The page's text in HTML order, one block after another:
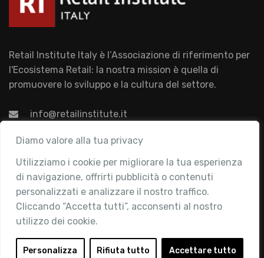
Diamo valore alla tua privacy
Utilizziamo i cookie per migliorare la tua esperienza
di navigazione, offrirti pubblicità o contenuti
personalizzati e analizzare il nostro traffico.
Cliccando “Accetta tutti”, acconsenti al nostro
utilizzo dei cookie.
Personalizza Rifiuta tutto Accettare tutto
Retail Institute Italy è l’Associazione di riferimento per
l'Ecosistema Retail: la nostra mission è quella di
promuovere lo sviluppo e la cultura del settore.
info@retailinstitute.it
Associazione
Chi siamo
Attività
Contatti
Area Riservata
Login